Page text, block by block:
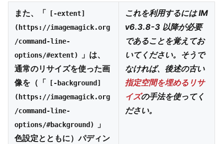
また、「
[-extent]
(https://imagemagick.org
/command-line-
options/#extent)
」は、
通常のリサイズを使った画
像を（「
[-background]
(https://imagemagick.org
/command-line-
options/#background)
」
色設定とともに）パディン
これを利用するには IM
v6.3.8-3 以降が必要
であることを覚えてお
いてください。そうで
なければ、後述の古い
指定空間を埋めるリサ
イズの手法を使ってく
ださい。